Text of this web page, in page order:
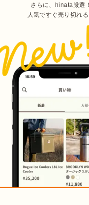
さらに、hinata厳選
人気ですぐ売り切れ